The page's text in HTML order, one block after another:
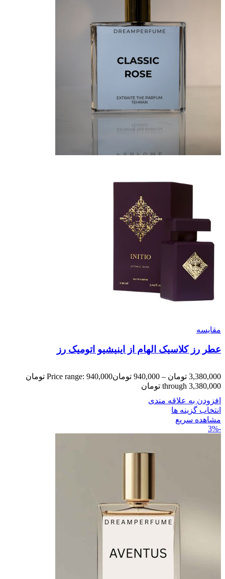
مقایسه
عطر رز کلاسیک الهام از اینیشیو اتومیک رز
3,380,000 تومان –
940,000 تومان
Price range: 940,000 تومان
through 3,380,000 تومان
افزودن به علاقه مندی
انتخاب گزینه ها
مشاهده سریع
-3%